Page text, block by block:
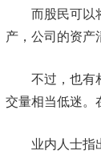
而股民可以将
产，公司的资产
不过，也有相
交量相当低迷。
业内人士指出